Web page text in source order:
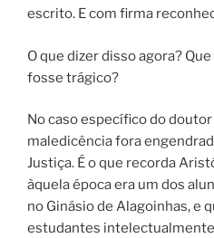
escrito. E com firma
O que dizer disso agora?
fosse trágico?
No caso específico do
maledicência fora
Justiça. É o que recorda
àquela época era um dos
no Ginásio de Alagoinhas, e
estudantes